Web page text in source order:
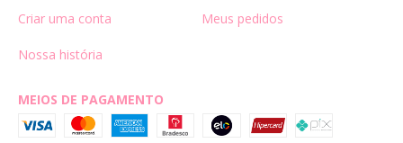
Criar uma conta Meus pedidos
Nossa história
MEIOS DE PAGAMENTO